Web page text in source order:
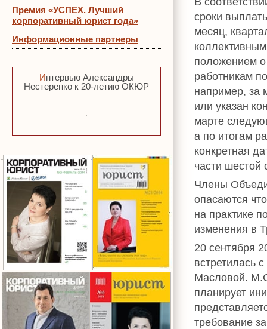
Премия «УСПЕХ. Лучший
корпоративный юрист года»
Информационные партнеры
Интервью Александры
Нестеренко к 20-летию ОКЮР
сроки
месяц,
положением
работникам
например, за
или указан
марте
а по итогам
конкретная
части шестой
Члены
опасаются
на практике
изменения в
20 сентября
встретилась
Масловой.
планирует
требование